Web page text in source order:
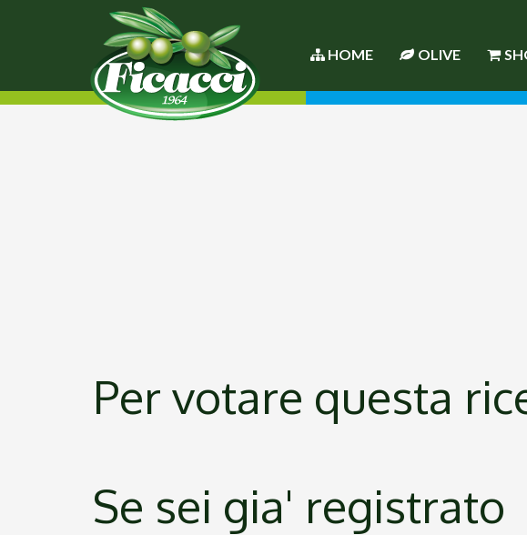
HOME OLIVE
Per votare questa
Se sei gia' registrato